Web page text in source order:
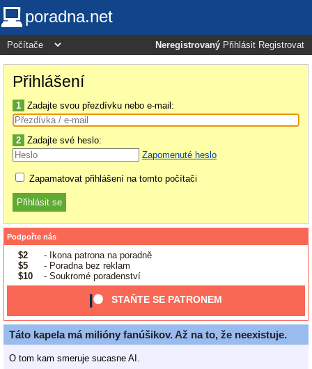
poradna.net
Neregistrovaný Přihlásit Registrovat
Přihlášení
1 Zadajte svou přezdívku nebo e-mail:
2 Zadajte své heslo:
Zapomenuté heslo
Zapamatovat přihlášení na tomto počítači
Podpořte nás
$2
- Ikona patrona na poradně
$5
- Poradna bez reklam
$10
- Soukromé poradenství
STAŇTE SE PATRONEM
Táto kapela má milióny fanúšikov. Až na to, že neexistuje.
O tom kam smeruje sucasne AI.